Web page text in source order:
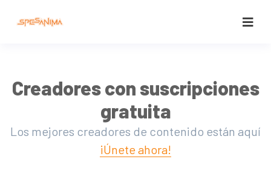
Creadores con suscripciones
gratuita
Los mejores creadores de contenido están aquí
¡Únete ahora!